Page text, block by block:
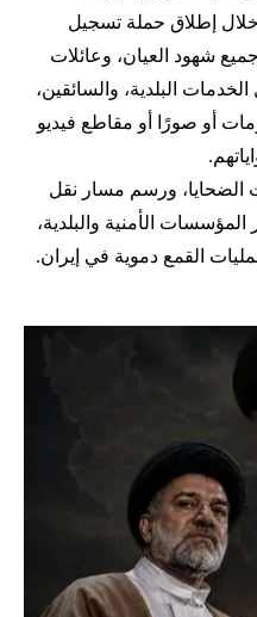
خلال إطلاق حملة تسجيل
شهود العيان، وعائلات
البلدية، والسائقين،
أو صورًا أو مقاطع فيديو
الضحايا، ورسم مسار نقل
الأمنية والبلدية،
القمع دموية في إيران.